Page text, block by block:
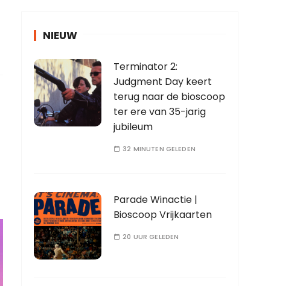
NIEUW
Terminator 2:
Judgment Day keert
terug naar de bioscoop
ter ere van 35-jarig
jubileum
32 MINUTEN GELEDEN
Parade Winactie |
Bioscoop Vrijkaarten
20 UUR GELEDEN